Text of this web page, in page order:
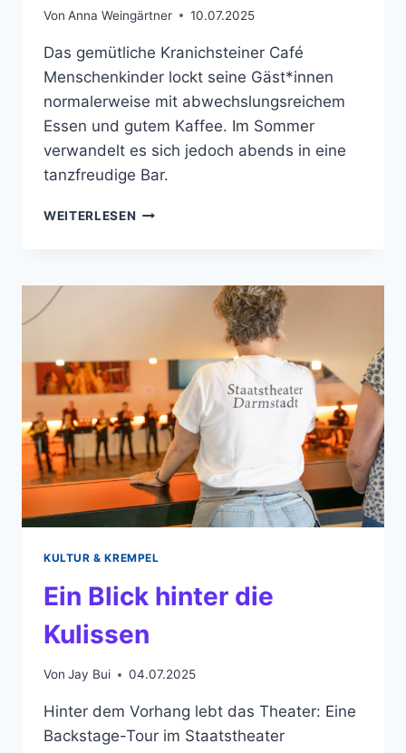
Von Anna Weingärtner 10.07.2025
Das gemütliche Kranichsteiner Café
Menschenkinder lockt seine Gäst*innen
normalerweise mit abwechslungsreichem
Essen und gutem Kaffee. Im Sommer
verwandelt es sich jedoch abends in eine
tanzfreudige Bar.
WEITERLESEN SOMMERNÄCHTE
KULTUR & KREMPEL
Ein Blick hinter die
Kulissen
Von Jay Bui 04.07.2025
Hinter dem Vorhang lebt das Theater: Eine
Backstage-Tour im Staatstheater